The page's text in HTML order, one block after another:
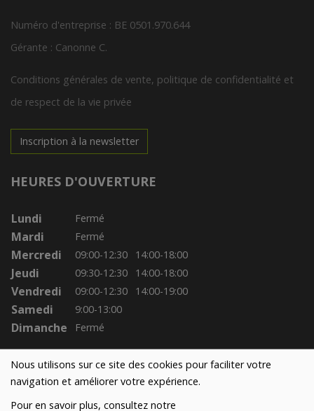
Nous utilisons sur ce site des cookies pour faciliter votre
navigation et améliorer votre expérience.
Pour en savoir plus, consultez notre
Numéro d'entreprise : BE 0501.970.644
Gérante : Canonne C.
Conditions générales de vente, politique de confidentialité et
de respect de la vie privée
Inscription à la newsletter
HEURES D'OUVERTURE
Lundi Fermé
Mardi Fermé
Mercredi 09:00-12:30 14:00-18:00
Jeudi 09:30-12:30 14:00-18:00
Vendredi 09:00-12:30 14:00-19:00
Samedi 9:00-13:00
Dimanche Fermé